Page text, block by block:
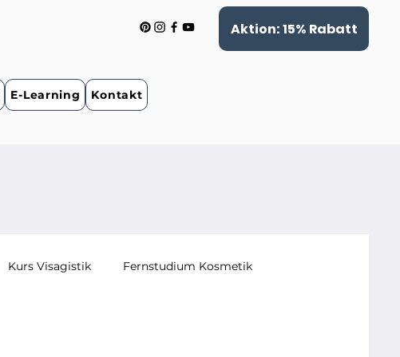
Aktion: 15% Rabatt
E-Learning Kontakt
Kurs Visagistik Fernstudium Kosmetik